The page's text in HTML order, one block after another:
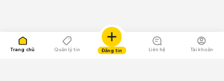
Trang chủ Quản lý tin Đăng tin Liên hệ Tài khoản